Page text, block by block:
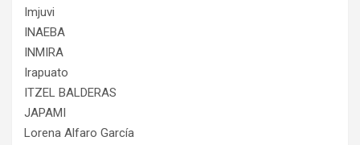
Imjuvi
INAEBA
INMIRA
Irapuato
ITZEL BALDERAS
JAPAMI
Lorena Alfaro García